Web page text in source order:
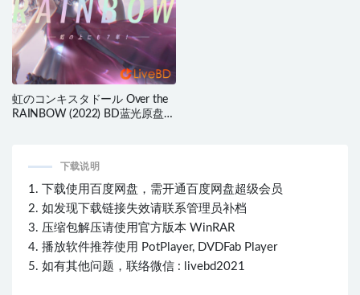
虹のコンキスタドール Over the
RAINBOW (2022) BD蓝光原盘
下载说明
1. 下载使用百度网盘，需开通百度网盘超级会员
2. 如发现下载链接失效请联系管理员补档
3. 压缩包解压请使用官方版本 WinRAR
4. 播放软件推荐使用 PotPlayer, DVDFab Player
5. 如有其他问题，联络微信 : livebd2021